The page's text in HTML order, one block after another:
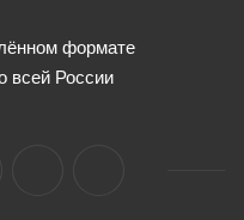
формате
всей России